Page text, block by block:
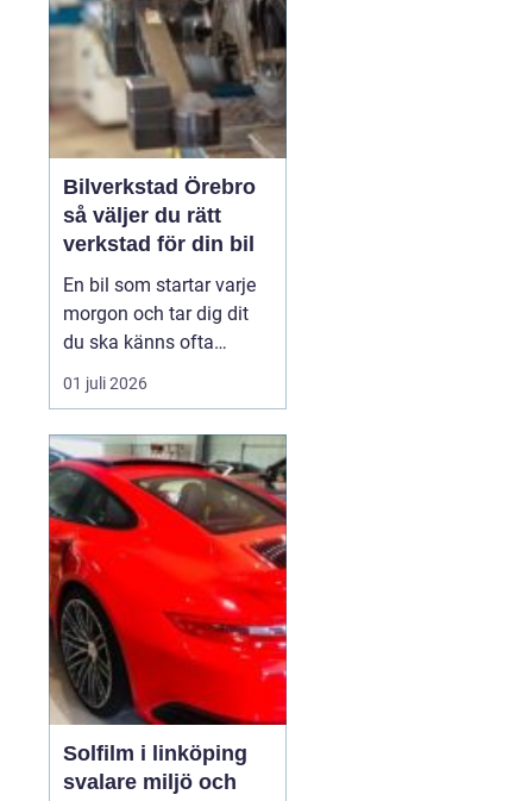
Bilverkstad Örebro
så väljer du rätt
verkstad för din bil
En bil som startar varje
morgon och tar dig dit
du ska känns ofta
självklar. Men bakom
varje problemfri körning
service, noggrann
felsökning och ibland
snabba reparationer. För
bilägare i Örebro blir
valet av verkstad därför
en vik...
01 juli 2026
Solfilm i linköping
svalare miljö och